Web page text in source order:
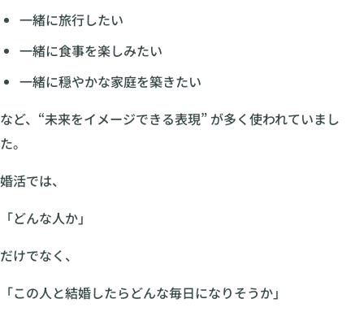
一緒に旅行したい
一緒に食事を楽しみたい
一緒に穏やかな家庭を築きたい
など、“未来をイメージできる表現” が多く使われていまし
た。
婚活では、
「どんな人か」
だけでなく、
「この人と結婚したらどんな毎日になりそうか」